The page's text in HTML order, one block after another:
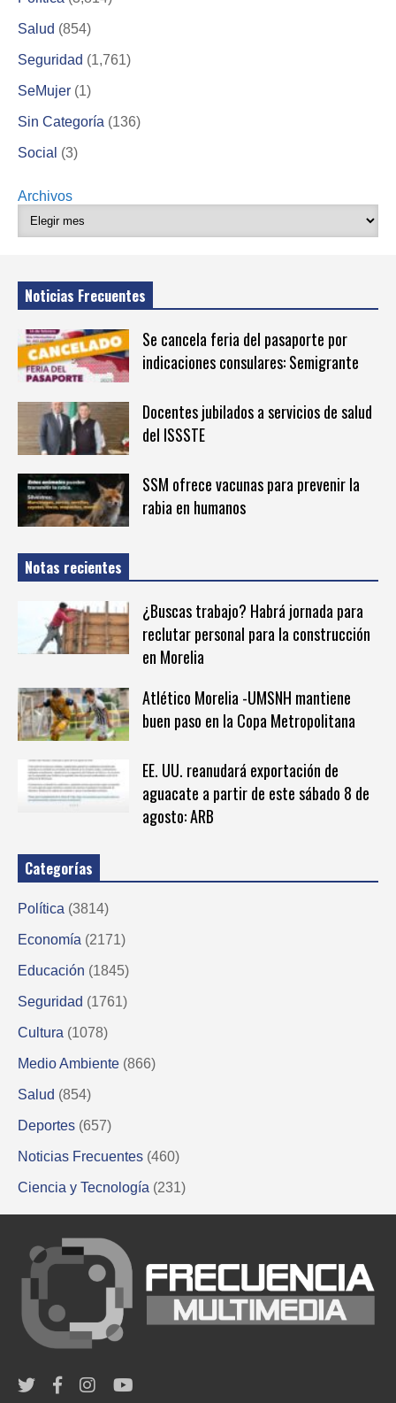
Salud (854)
Seguridad (1,761)
SeMujer (1)
Sin Categoría (136)
Social (3)
Archivos
Noticias Frecuentes
Se cancela feria del pasaporte por
indicaciones consulares: Semigrante
Docentes jubilados a servicios de salud
del ISSSTE
SSM ofrece vacunas para prevenir la
rabia en humanos
Notas recientes
¿Buscas trabajo? Habrá jornada para
reclutar personal para la construcción
en Morelia
Atlético Morelia -UMSNH mantiene
buen paso en la Copa Metropolitana
EE. UU. reanudará exportación de
aguacate a partir de este sábado 8 de
agosto: ARB
Categorías
Política (3814)
Economía (2171)
Educación (1845)
Seguridad (1761)
Cultura (1078)
Medio Ambiente (866)
Salud (854)
Deportes (657)
Noticias Frecuentes (460)
Ciencia y Tecnología (231)